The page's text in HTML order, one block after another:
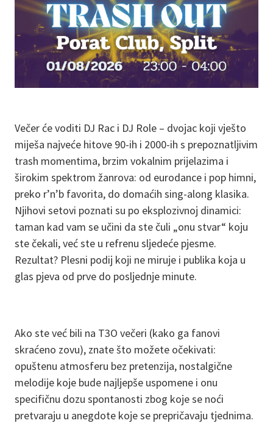
Večer će voditi DJ Rac i DJ Role – dvojac koji vješto
miješa najveće hitove 90-ih i 2000-ih s prepoznatljivim
trash momentima, brzim vokalnim prijelazima i
širokim spektrom žanrova: od eurodance i pop himni,
preko r’n’b favorita, do domaćih sing-along klasika.
Njihovi setovi poznati su po eksplozivnoj dinamici:
taman kad vam se učini da ste čuli „onu stvar“ koju
ste čekali, već ste u refrenu sljedeće pjesme.
Rezultat? Plesni podij koji ne miruje i publika koja u
glas pjeva od prve do posljednje minute.
Ako ste već bili na T3O večeri (kako ga fanovi
skraćeno zovu), znate što možete očekivati:
opuštenu atmosferu bez pretenzija, nostalgične
melodije koje bude najljepše uspomene i onu
specifičnu dozu spontanosti zbog koje se noći
pretvaraju u anegdote koje se prepričavaju tjednima.